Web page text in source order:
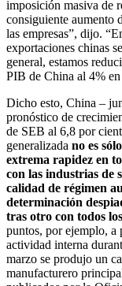
imposición masiva de
consiguiente aumento
las empresas”, dijo.
exportaciones chinas
general, estamos
PIB de China al 4%
Dicho esto, China –
pronóstico de
de SEB al 6,8 por
generalizada no es
extrema rapidez en
con las industrias de
calidad de régimen
determinación
tras otro con todos
puntos, por ejemplo, a
actividad interna
marzo se produjo un
manufacturero